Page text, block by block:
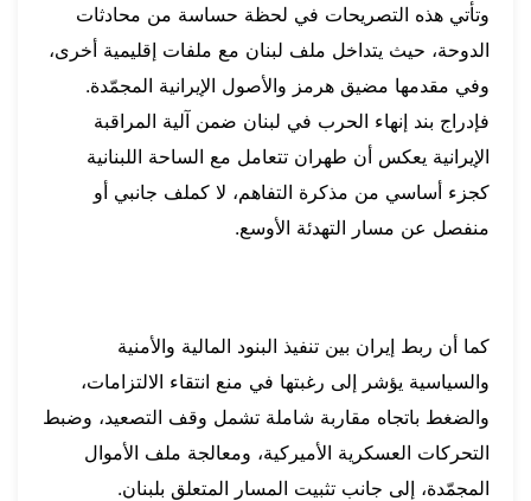
وتأتي هذه التصريحات في لحظة حساسة من محادثات
الدوحة، حيث يتداخل ملف لبنان مع ملفات إقليمية أخرى،
وفي مقدمها مضيق هرمز والأصول الإيرانية المجمّدة.
فإدراج بند إنهاء الحرب في لبنان ضمن آلية المراقبة
الإيرانية يعكس أن طهران تتعامل مع الساحة اللبنانية
كجزء أساسي من مذكرة التفاهم، لا كملف جانبي أو
منفصل عن مسار التهدئة الأوسع.
كما أن ربط إيران بين تنفيذ البنود المالية والأمنية
والسياسية يؤشر إلى رغبتها في منع انتقاء الالتزامات،
والضغط باتجاه مقاربة شاملة تشمل وقف التصعيد، وضبط
التحركات العسكرية الأميركية، ومعالجة ملف الأموال
المجمّدة، إلى جانب تثبيت المسار المتعلق بلبنان.